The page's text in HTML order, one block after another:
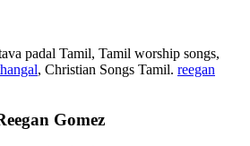
padal Tamil, Tamil worship songs,
, Christian Songs Tamil. reegan
Gomez